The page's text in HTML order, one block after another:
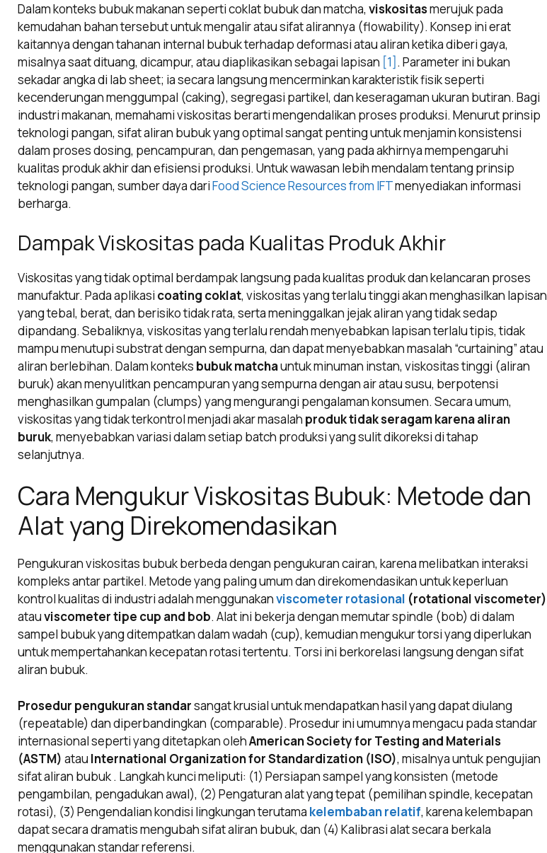
Dalam konteks bubuk makanan seperti coklat bubuk dan matcha, viskositasmerujuk pada
kemudahan bahan tersebut untuk mengalir atau sifat alirannya (flowability). Konsep ini erat
kaitannya dengan tahanan internal bubuk terhadap deformasi atau aliran ketika diberi gaya,
misalnya saat dituang, dicampur, atau diaplikasikan sebagai lapisan [1]. Parameter ini bukan
sekadar angka di lab sheet; ia secara langsung mencerminkan karakteristik fisik seperti
kecenderungan menggumpal (caking), segregasi partikel, dan keseragaman ukuran butiran. Bagi
industri makanan, memahami viskositas berarti mengendalikan proses produksi. Menurut prinsip
teknologi pangan, sifat aliran bubuk yang optimal sangat penting untuk menjamin konsistensi
dalam proses dosing, pencampuran, dan pengemasan, yang pada akhirnya mempengaruhi
kualitas produk akhir dan efisiensi produksi. Untuk wawasan lebih mendalam tentang prinsip
teknologi pangan, sumber daya dariFood Science Resources from IFTmenyediakan informasi
berharga.
Dampak Viskositas pada Kualitas Produk Akhir
Viskositas yang tidak optimal berdampak langsung pada kualitas produk dan kelancaran proses
manufaktur. Pada aplikasi coating coklat, viskositas yang terlalu tinggi akan menghasilkan lapisan
yang tebal, berat, dan berisiko tidak rata, serta meninggalkan jejak aliran yang tidak sedap
dipandang. Sebaliknya, viskositas yang terlalu rendah menyebabkan lapisan terlalu tipis, tidak
mampu menutupi substrat dengan sempurna, dan dapat menyebabkan masalah “curtaining” atau
aliran berlebihan. Dalam konteks bubuk matchauntuk minuman instan, viskositas tinggi (aliran
buruk) akan menyulitkan pencampuran yang sempurna dengan air atau susu, berpotensi
menghasilkan gumpalan (clumps) yang mengurangi pengalaman konsumen. Secara umum,
viskositas yang tidak terkontrol menjadi akar masalah produk tidak seragam karena aliran
buruk, menyebabkan variasi dalam setiap batch produksi yang sulit dikoreksi di tahap
selanjutnya.
Cara Mengukur Viskositas Bubuk: Metode dan
Alat yang Direkomendasikan
Pengukuran viskositas bubuk berbeda dengan pengukuran cairan, karena melibatkan interaksi
kompleks antar partikel. Metode yang paling umum dan direkomendasikan untuk keperluan
kontrol kualitas di industri adalah menggunakanviscometer rotasional (rotational viscometer)
atauviscometer tipe cup and bob. Alat ini bekerja dengan memutar spindle (bob) di dalam
sampel bubuk yang ditempatkan dalam wadah (cup), kemudian mengukur torsi yang diperlukan
untuk mempertahankan kecepatan rotasi tertentu. Torsi ini berkorelasi langsung dengan sifat
aliran bubuk.
Prosedur pengukuran standarsangat krusial untuk mendapatkan hasil yang dapat diulang
(repeatable) dan diperbandingkan (comparable). Prosedur ini umumnya mengacu pada standar
internasional seperti yang ditetapkan olehAmerican Society for Testing and Materials
(ASTM) atau International Organization for Standardization (ISO), misalnya untuk pengujian
sifat aliran bubuk . Langkah kunci meliputi: (1) Persiapan sampel yang konsisten (metode
pengambilan, pengadukan awal), (2) Pengaturan alat yang tepat (pemilihan spindle, kecepatan
rotasi), (3) Pengendalian kondisi lingkungan terutama kelembaban relatif, karena kelembapan
dapat secara dramatis mengubah sifat aliran bubuk, dan (4) Kalibrasi alat secara berkala
menggunakan standar referensi.